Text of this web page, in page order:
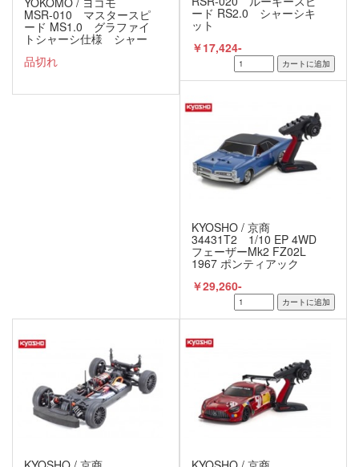
MSR-010 マスタースピ
ード MS1.0 グラファイ
トシャーシ仕様 シャー
シキット
品切れ
ード RS2.0 シャーシキ
ット
￥17,424-
KYOSHO / 京商
34431T2 1/10 EP 4WD
フェーザーMk2 FZ02L
1967 ポンティアック
GTO チロルブルー レディ
セット
￥29,260-